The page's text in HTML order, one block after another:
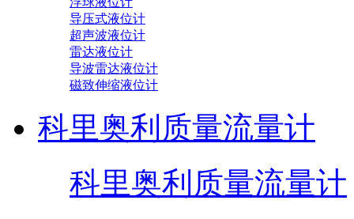
导压式液位计
超声波液位计
雷达液位计
导波雷达液位计
磁致伸缩液位计
科里奥利质量流量计
科里奥利质量流量计